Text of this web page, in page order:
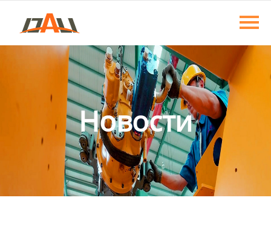
Главная
Продукция
Контакты Новости